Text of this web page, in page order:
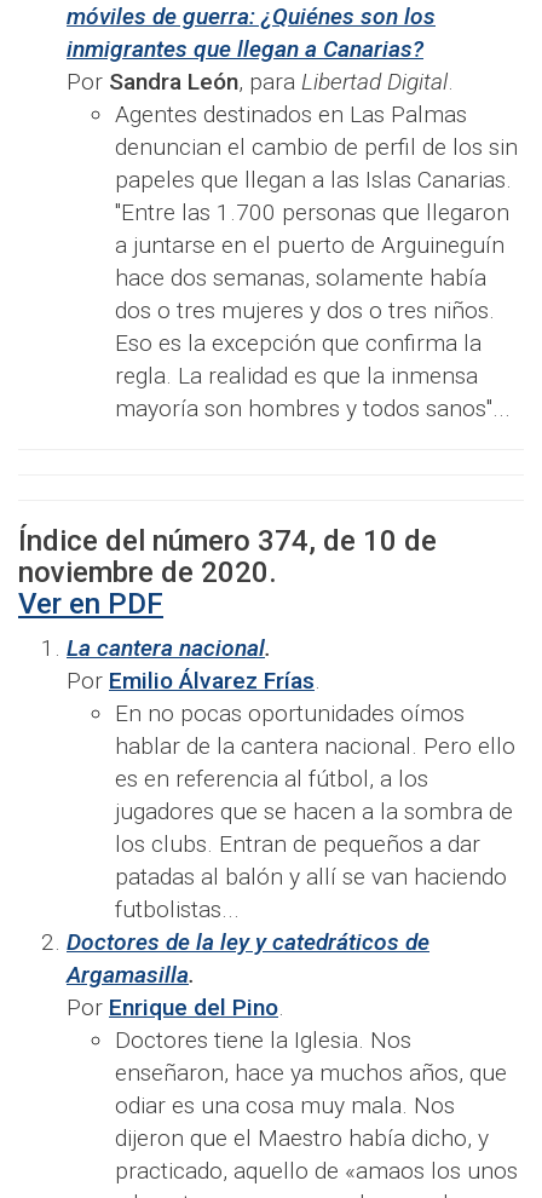
móviles de guerra: ¿Quiénes son los
inmigrantes que llegan a Canarias?
Por Sandra León, para Libertad Digital.
Agentes destinados en Las Palmas
denuncian el cambio de perfil de los sin
papeles que llegan a las Islas Canarias.
"Entre las 1.700 personas que llegaron
a juntarse en el puerto de Arguineguín
hace dos semanas, solamente había
dos o tres mujeres y dos o tres niños.
Eso es la excepción que confirma la
regla. La realidad es que la inmensa
mayoría son hombres y todos sanos"...
Índice del número 374, de 10 de
noviembre de 2020.
Ver en PDF
La cantera nacional.
Por Emilio Álvarez Frías.
En no pocas oportunidades oímos
hablar de la cantera nacional. Pero ello
es en referencia al fútbol, a los
jugadores que se hacen a la sombra de
los clubs. Entran de pequeños a dar
patadas al balón y allí se van haciendo
futbolistas...
Doctores de la ley y catedráticos de
Argamasilla.
Por Enrique del Pino.
Doctores tiene la Iglesia. Nos
enseñaron, hace ya muchos años, que
odiar es una cosa muy mala. Nos
dijeron que el Maestro había dicho, y
practicado, aquello de «amaos los unos